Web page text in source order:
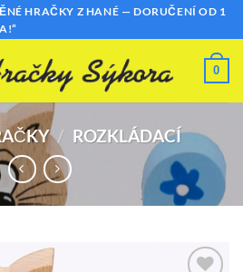
HRAČKY Z HANÉ — DORUČENÍ OD 1
0
/ ROZKLÁDACÍ